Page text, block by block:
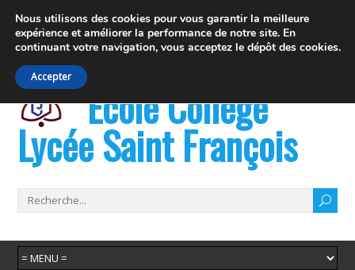
19 rue Fernand David 74100 Ville la Grand
info@juvenat.com
+33 4 50 37 76 01
École Collège
Lycée Saint François
Nous utilisons des cookies pour vous garantir la meilleure
expérience et améliorer la performance de notre site. En
continuant votre navigation, vous acceptez le dépôt des cookies.
Accepter